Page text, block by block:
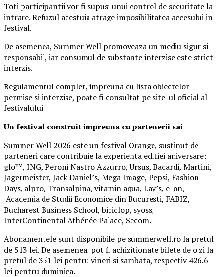
Toti participantii vor fi supusi unui control de securitate la
intrare. Refuzul acestuia atrage imposibilitatea accesului in
festival.
De asemenea, Summer Well promoveaza un mediu sigur si
responsabil, iar consumul de substante interzise este strict
interzis.
Regulamentul complet, impreuna cu lista obiectelor
permise si interzise, poate fi consultat pe site-ul oficial al
festivalului.
Un festival construitimpreuna cu partenerii sai
Summer Well 2026 este un festival Orange, sustinut de
parteneri care contribuie la experienta editiei aniversare:
glo™, ING, Peroni Nastro Azzurro, Ursus, Bacardi, Martini,
Jagermeister, Jack Daniel’s, Mega Image, Pepsi, Fashion
Days, alpro, Transalpina, vitamin aqua, Lay’s, e-on,
Academia de Studii Economice din Bucuresti, FABIZ,
Bucharest Business School, biciclop, syoss,
InterContinental Athénée Palace, Secom.
Abonamentele sunt disponibile pe summerwell.ro la pretul
de 513 lei. De asemenea, pot fi achizitionate bilete de o zi la
pretul de 351 lei pentru vineri si sambata, respectiv 426.6
lei pentru duminica.